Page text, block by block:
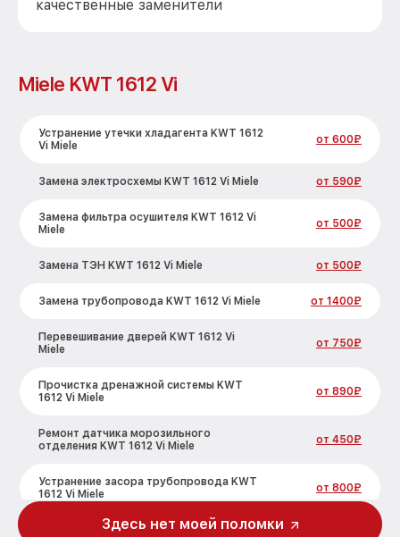
качественные заменители
Miele KWT 1612 Vi
Устранение утечки хладагента KWT 1612
Vi Miele
от 600₽
Замена электросхемы KWT 1612 Vi Miele от 590₽
Замена фильтра осушителя KWT 1612 Vi
Miele
от 500₽
Замена ТЭН KWT 1612 Vi Miele от 500₽
Замена трубопровода KWT 1612 Vi Miele от 1400₽
Перевешивание дверей KWT 1612 Vi
Miele
от 750₽
Прочистка дренажной системы KWT
1612 Vi Miele
от 890₽
Ремонт датчика морозильного
отделения KWT 1612 Vi Miele
от 450₽
Устранение засора трубопровода KWT
1612 Vi Miele
от 800₽
Ремонт испарителя KWT 1612 Vi Miele
Здесь нет моей поломки